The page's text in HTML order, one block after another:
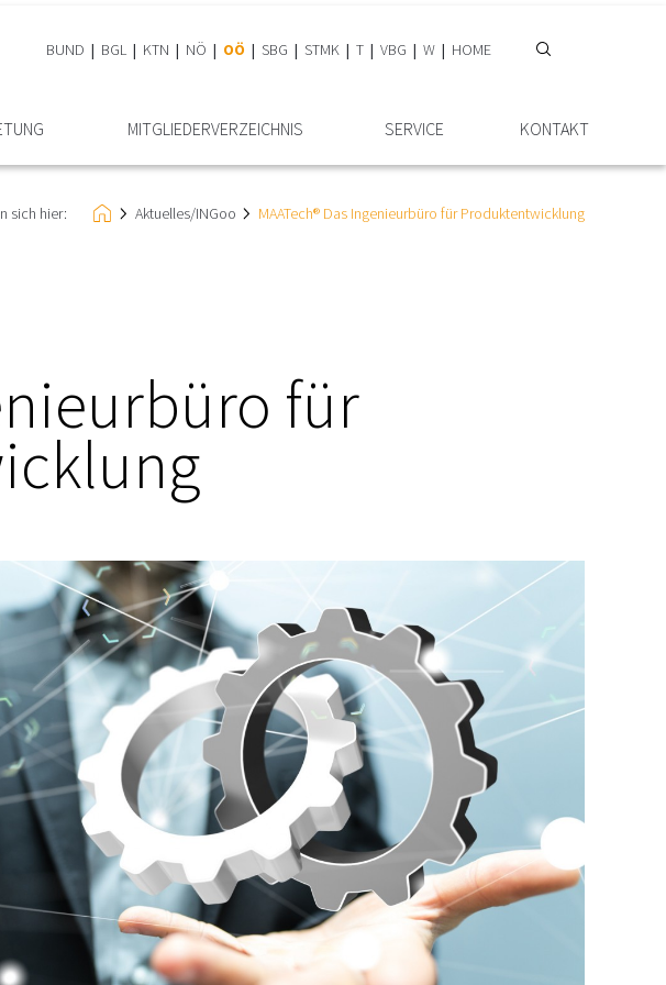
BUND BGL KTN NÖ OÖ SBG STMK T VBG W HOME
MITGLIEDER­VERZEICHNIS SERVICE KONTAKT
sich hier: Aktuelles/INGoo MAATech® Das Ingenieurbüro für Produktentwicklung
für